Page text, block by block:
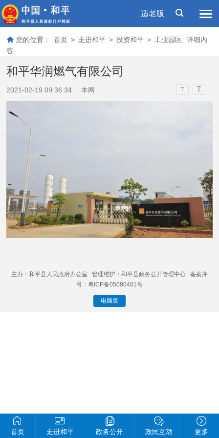
适老版
您的位置： 首页 > 走进和平 > 投资和平 > 工业园区
详细内
容
和平华润燃气有限公司
2021-02-19 09:36:34 本网 T T
主办：和平县人民政府办公室 管理维护：和平县政务公开管理中心 备案序
号：粤ICP备05080401号
电脑版
首页 走进和平 政务公开 政民互动 更多